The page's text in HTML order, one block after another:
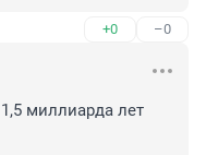
+0 –0
миллиарда лет